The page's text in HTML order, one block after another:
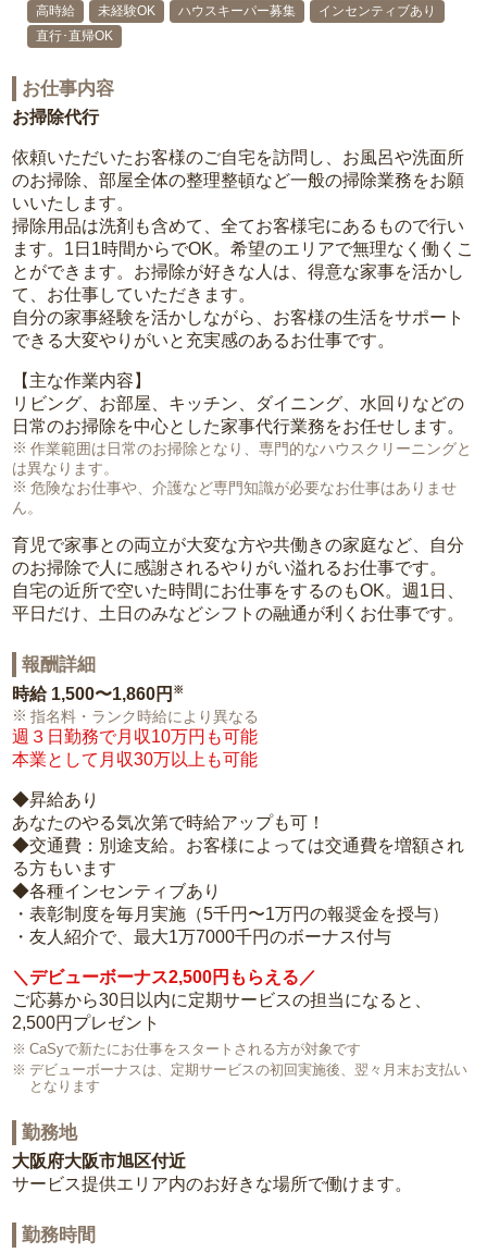
高時給
未経験OK ハウスキーパー募集
インセンティブあり
直行･直帰OK
お仕事内容
お掃除代行
依頼いただいたお客様のご自宅を訪問し、お風呂や洗面所
のお掃除、部屋全体の整理整頓など一般の掃除業務をお願
いいたします。
掃除用品は洗剤も含めて、全てお客様宅にあるもので行い
ます。1日1時間からでOK。希望のエリアで無理なく働くこ
とができます。お掃除が好きな人は、得意な家事を活かし
て、お仕事していただきます。
自分の家事経験を活かしながら、お客様の生活をサポート
できる大変やりがいと充実感のあるお仕事です。
【主な作業内容】
リビング、お部屋、キッチン、ダイニング、水回りなどの
日常のお掃除を中心とした家事代行業務をお任せします。
作業範囲は日常のお掃除となり、専門的なハウスクリーニングと
は異なります。
危険なお仕事や、介護など専門知識が必要なお仕事はありませ
ん。
育児で家事との両立が大変な方や共働きの家庭など、自分
のお掃除で人に感謝されるやりがい溢れるお仕事です。
自宅の近所で空いた時間にお仕事をするのもOK。週1日、
平日だけ、土日のみなどシフトの融通が利くお仕事です。
報酬詳細
時給 1,500〜1,860円 ※
指名料・ランク時給により異なる
週３日勤務で月収10万円も可能
本業として月収30万以上も可能
◆昇給あり
あなたのやる気次第で時給アップも可！
◆交通費：別途支給。お客様によっては交通費を増額され
る方もいます
◆各種インセンティブあり
・表彰制度を毎月実施（5千円〜1万円の報奨金を授与）
・友人紹介で、最大1万7000千円のボーナス付与
＼デビューボーナス2,500円もらえる／
ご応募から30日以内に定期サービスの担当になると、
2,500円プレゼント
CaSyで新たにお仕事をスタートされる方が対象です
デビューボーナスは、定期サービスの初回実施後、翌々月末お支払い
となります
勤務地
大阪府大阪市旭区付近
サービス提供エリア内のお好きな場所で働けます。
勤務時間